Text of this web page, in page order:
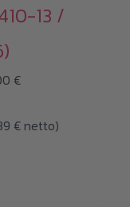
13 /
€
€ netto)